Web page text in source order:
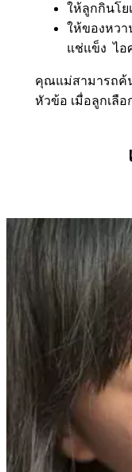
ให้ลูกกินโย
ให้ของหวา
แช่แข็ง ไอ
คุณแม่สามารถค้
หัวข้อ เมื่อลูกเลื